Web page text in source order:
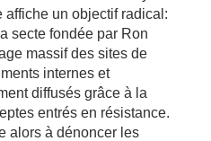
affiche un objectif radical:
secte fondée par Ron
massif des sites de
internes et
diffusés grâce à la
entrés en résistance.
alors à dénoncer les